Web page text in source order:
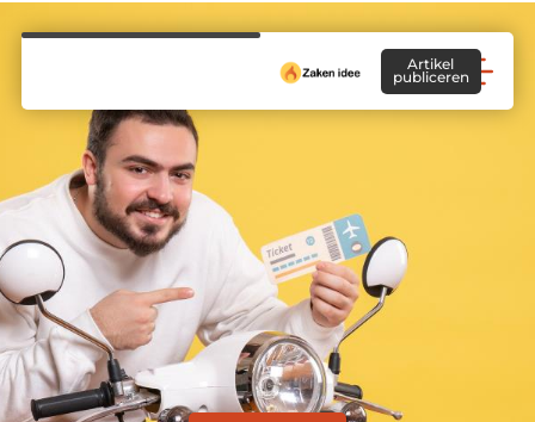
Artikel
publiceren